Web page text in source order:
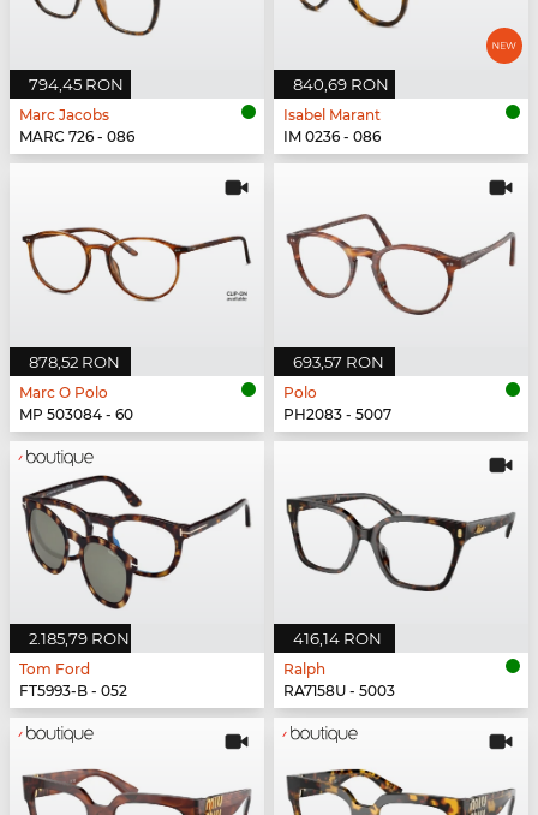
794,45 RON
Marc Jacobs
MARC 726 - 086
840,69 RON
Isabel Marant
IM 0236 - 086
878,52 RON
Marc O Polo
MP 503084 - 60
693,57 RON
Polo
PH2083 - 5007
2.185,79 RON
Tom Ford
FT5993-B - 052
416,14 RON
Ralph
RA7158U - 5003